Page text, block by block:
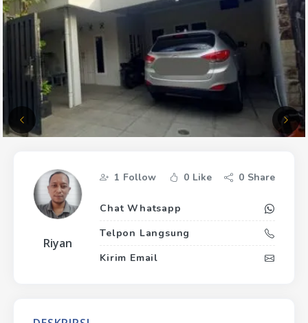
Riyan
1 Follow 0 Like 0 Share
Chat Whatsapp
Telpon Langsung
Kirim Email